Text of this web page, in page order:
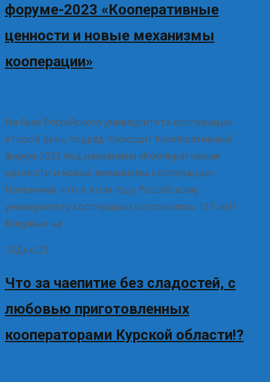
форуме-2023 «Кооперативные
ценности и новые механизмы
кооперации»
На базе Российского университета кооперации
второй день подряд проходит Кооперативный
форум-2023 под названием «Кооперативные
ценности и новые механизмы кооперации».
Напомним, что в этом году Российскому
университету кооперации исполнилось 111 лет!
Впервые на
15Дек/23
Что за чаепитие без сладостей, с
любовью приготовленных
кооператорами Курской области!?